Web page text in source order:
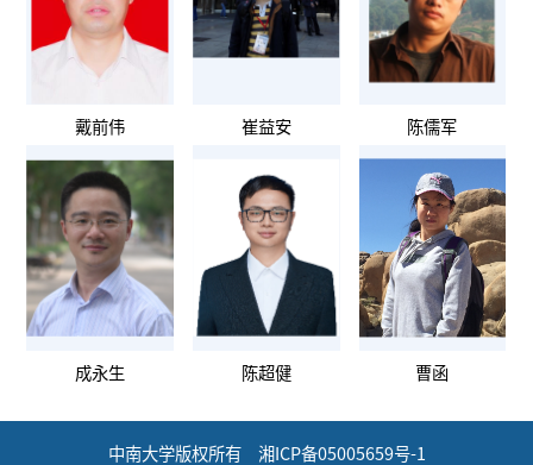
戴前伟 崔益安 陈儒军
成永生 陈超健 曹函
中南大学版权所有 湘ICP备05005659号-1